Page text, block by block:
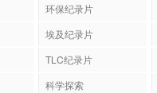
环保纪录片
埃及纪录片
TLC纪录片
科学探索